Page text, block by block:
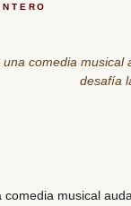
una comedia
desafía
comedia musical